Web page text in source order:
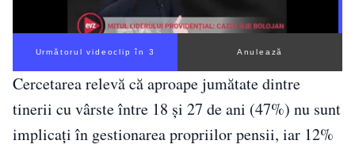
Următorul videoclip în 2 Anulează
Cercetarea relevă că aproape jumătate dintre
tinerii cu vârste între 18 și 27 de ani (47%) nu sunt
implicați în gestionarea propriilor pensii, iar 12%